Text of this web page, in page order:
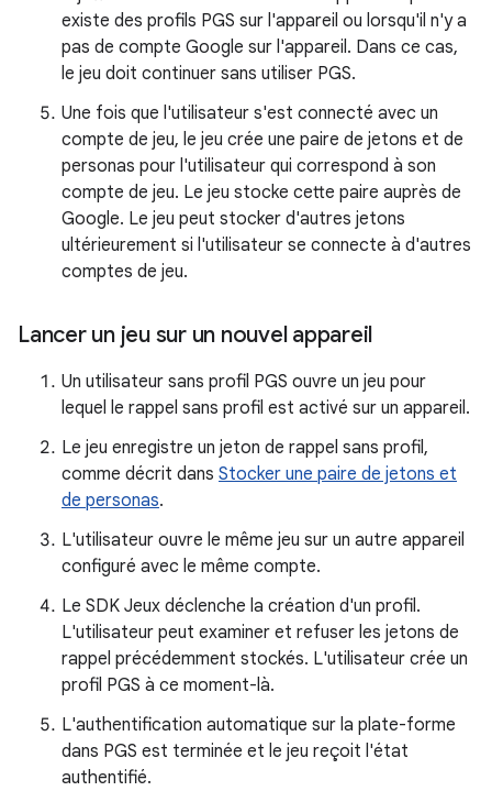
existe des profils PGS sur l'appareil ou lorsqu'il n'y a
pas de compte Google sur l'appareil. Dans ce cas,
le jeu doit continuer sans utiliser PGS.
Une fois que l'utilisateur s'est connecté avec un
compte de jeu, le jeu crée une paire de jetons et de
personas pour l'utilisateur qui correspond à son
compte de jeu. Le jeu stocke cette paire auprès de
Google. Le jeu peut stocker d'autres jetons
ultérieurement si l'utilisateur se connecte à d'autres
comptes de jeu.
Lancer un jeu sur un nouvel appareil
Un utilisateur sans profil PGS ouvre un jeu pour
lequel le rappel sans profil est activé sur un appareil.
Le jeu enregistre un jeton de rappel sans profil,
comme décrit dans Stocker une paire de jetons et
de personas.
L'utilisateur ouvre le même jeu sur un autre appareil
configuré avec le même compte.
Le SDK Jeux déclenche la création d'un profil.
L'utilisateur peut examiner et refuser les jetons de
rappel précédemment stockés. L'utilisateur crée un
profil PGS à ce moment-là.
L'authentification automatique sur la plate-forme
dans PGS est terminée et le jeu reçoit l'état
authentifié.